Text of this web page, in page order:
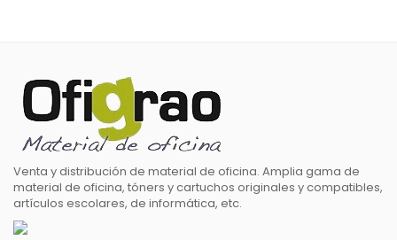
Venta y distribución de material de oficina. Amplia gama de
material de oficina, tóners y cartuchos originales y compatibles,
artículos escolares, de informática, etc.